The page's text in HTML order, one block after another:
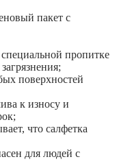
пакет с
пропитке
поверхностей
к износу и
что салфетка
для людей с